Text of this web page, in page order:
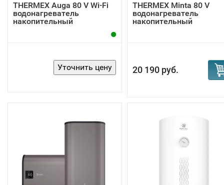
THERMEX Auga 80 V Wi-Fi
водонагреватель
накопительный
THERMEX Minta 80 V
водонагреватель
накопительный
20 190 руб.